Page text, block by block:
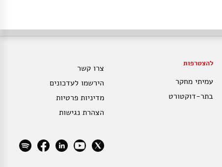
להצטרפות
עמיתי מחקר
בתר-דוקטורט
צרו קשר
הירשמו לעדכונים
מדיניות פרטיות
הצהרת נגישות